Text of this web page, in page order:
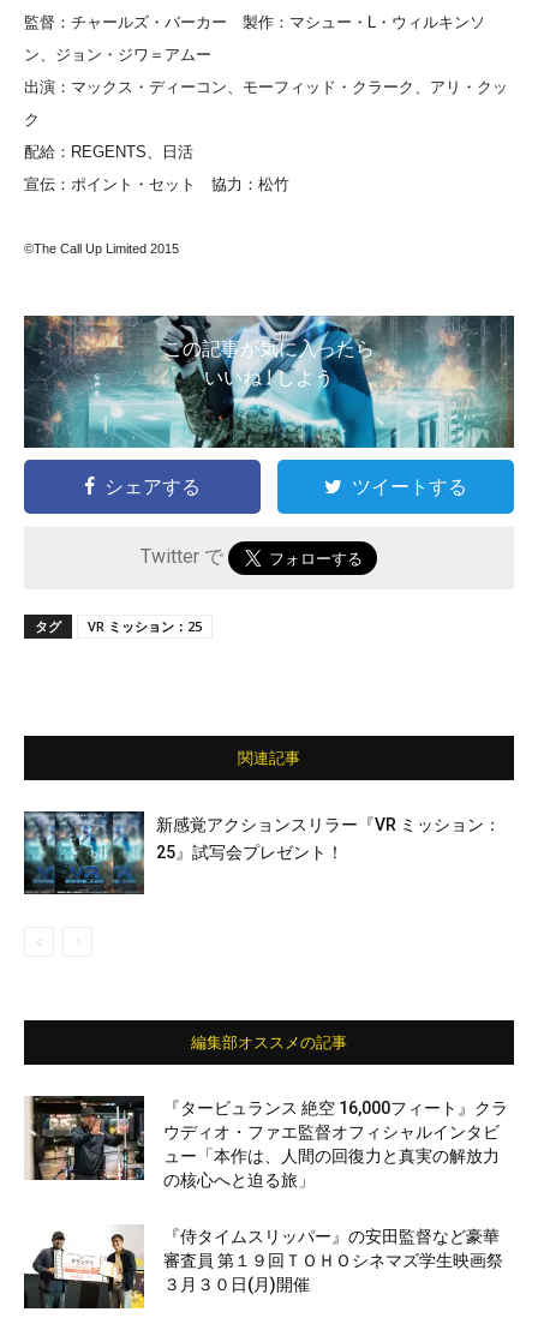
監督：チャールズ・バーカー 製作：マシュー・L・ウィルキンソ
ン、ジョン・ジワ＝アムー
出演：マックス・ディーコン、モーフィッド・クラーク、アリ・クッ
ク
配給：REGENTS、日活
宣伝：ポイント・セット 協力：松竹
©The Call Up Limited 2015
この記事が気に入ったら
いいね ! しよう
シェアする ツイートする
Twitter で
タグ VR ミッション：25
関連記事
新感覚アクションスリラー『VR ミッション：
25』試写会プレゼント！
編集部オススメの記事
『タービュランス 絶空 16,000フィート』クラ
ウディオ・ファエ監督オフィシャルインタビ
ュー「本作は、人間の回復力と真実の解放力
の核心へと迫る旅」
『侍タイムスリッパー』の安田監督など豪華
審査員 第１９回ＴＯＨＯシネマズ学生映画祭
３月３０日(月)開催